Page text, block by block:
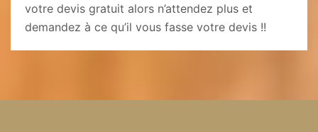
votre devis gratuit alors n’attendez plus et
demandez à ce qu’il vous fasse votre devis !!